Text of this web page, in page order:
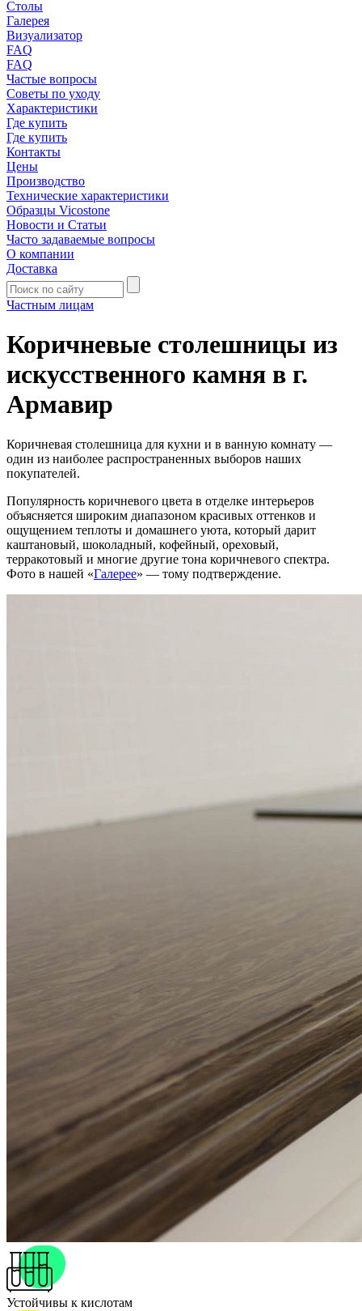
Столы
Галерея
Визуализатор
FAQ
FAQ
Частые вопросы
Советы по уходу
Характеристики
Где купить
Где купить
Контакты
Цены
Производство
Технические характеристики
Образцы Vicostone
Новости и Статьи
Часто задаваемые вопросы
О компании
Доставка
Частным лицам
Коричневые столешницы из
искусственного камня в г.
Армавир
Коричневая столешница для кухни и в ванную комнату —
один из наиболее распространенных выборов наших
покупателей.
Популярность коричневого цвета в отделке интерьеров
объясняется широким диапазоном красивых оттенков и
ощущением теплоты и домашнего уюта, который дарит
каштановый, шоколадный, кофейный, ореховый,
терракотовый и многие другие тона коричневого спектра.
Фото в нашей «Галерее» — тому подтверждение.
Устойчивы к кислотам